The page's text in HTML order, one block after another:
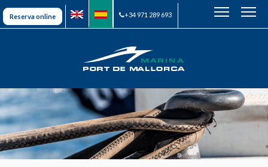
Reserva online +34 971 289 693